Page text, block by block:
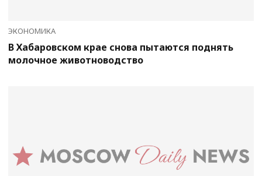
ЭКОНОМИКА
В Хабаровском крае снова пытаются поднять
молочное животноводство